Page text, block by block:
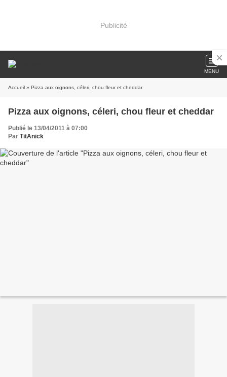
Publicité
MENU
Accueil » Pizza aux oignons, céleri, chou fleur et cheddar
Pizza aux oignons, céleri, chou fleur et cheddar
Publié le 13/04/2011 à 07:00
Par TitAnick